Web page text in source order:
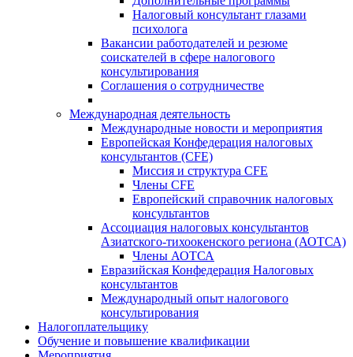
Налоговый консультант глазами
психолога
Вакансии работодателей и резюме
соискателей в сфере налогового
консультирования
Соглашения о сотрудничестве
Международная деятельность
Международные новости и мероприятия
Европейская Конфедерация налоговых
консультантов (CFE)
Миссия и структура CFE
Члены CFE
Европейский справочник налоговых
консультантов
Ассоциация налоговых консультантов
Азиатского-тихоокенского региона (АОТСА)
Члены АОТСА
Евразийская Конфедерация Налоговых
консультантов
Международный опыт налогового
консультирования
Налогоплательщику
Обучение и повышение квалификации